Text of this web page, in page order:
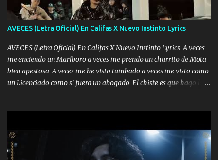
AVECES (Letra Oficial) En Califas X Nuevo Instinto Lyrics
AVECES (Letra Oficial) En Califas X Nuevo Instinto Lyrics A veces
me enciendo un Marlboro a veces me prendo un churrito de Mota
bien apestosa A veces me he visto tumbado a veces me visto como
un Licenciado como si fuera un abogado El chiste es que hago lo
corriente no quieren verte subir de level trucha mis plebes Música
A veces me pongo un sombrero a veces me ven la cachucha de lado
con la mirada siempre en alto A veces me fajó una super o a veces